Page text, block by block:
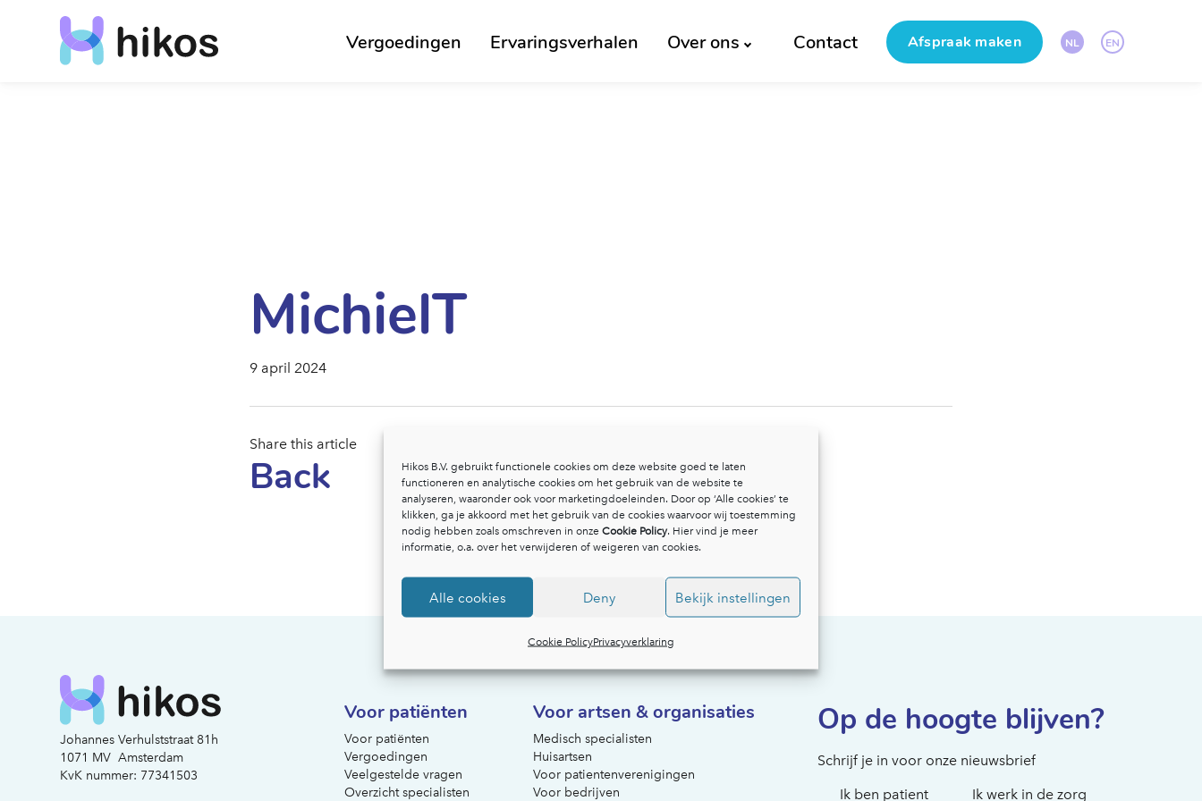
Hikos B.V. gebruikt functionele cookies om deze website goed te laten
functioneren en analytische cookies om het gebruik van de website te
analyseren, waaronder ook voor marketingdoeleinden. Door op ‘Alle cookies’ te
klikken, ga je akkoord met het gebruik van de cookies waarvoor wij toestemming
nodig hebben zoals omschreven in onze Cookie Policy. Hier vind je meer
informatie, o.a. over het verwijderen of weigeren van cookies.
Alle cookies Deny Bekijk instellingen
Cookie PolicyPrivacyverklaring
Vergoedingen Ervaringsverhalen Over ons Contact Afspraak maken NL EN
MichielT
9 april 2024
Share this article
Back
Johannes Verhulststraat 81h
1071 MV Amsterdam
KvK nummer: 77341503
Voor patiënten
Voor patiënten
Vergoedingen
Veelgestelde vragen
Overzicht specialisten
Voor artsen & organisaties
Medisch specialisten
Huisartsen
Voor patientenverenigingen
Voor bedrijven
Op de hoogte blijven?
Schrijf je in voor onze nieuwsbrief
Ik ben patient
Ik werk in de zorg